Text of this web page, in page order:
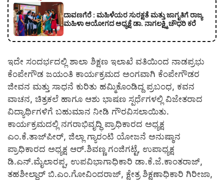
ದಾವಣಗೆರೆ : ಮಹಿಳೆಯರ ಸುರಕ್ಷತೆ ಮತ್ತು ಜಾಗೃತಿಗೆ ರಾಜ್ಯ
ಮಹಿಳಾ ಆಯೋಗದ ಅಧ್ಯಕ್ಷೆ ಡಾ. ನಾಗಲಕ್ಷ್ಮಿ ಚೌಧರಿ ಕರೆ
ಇದೇ ಸಂದರ್ಭದಲ್ಲಿ ಶಾಲಾ ಶಿಕ್ಷಣ ಇಲಾಖೆ ವತಿಯಿಂದ ನಾಡಪ್ರಭು
ಕೆಂಪೇಗೌಡ ಜಯಂತಿ ಕಾರ್ಯಕ್ರಮದ ಅಂಗವಾಗಿ ಕೆಂಪೇಗೌಡರ
ಜೀವನ ಮತ್ತು ಸಾಧನೆ ಕುರಿತು ಹಮ್ಮಿಕೊಂಡಿದ್ದ ಪ್ರಬಂಧ, ಕವನ
ವಾಚನ, ಚಿತ್ರಕಲೆ ಹಾಗೂ ಆಶು ಭಾಷಣ ಸ್ಪರ್ಧೆಗಳಲ್ಲಿ ವಿಜೇತರಾದ
ವಿದ್ಯಾರ್ಥಿಗಳಿಗೆ ಬಹುಮಾನ ನೀಡಿ ಗೌರವಿಸಲಾಯಿತು.
ಕಾರ್ಯಕ್ರಮದಲ್ಲಿ ನಗರಾಭಿವೃದ್ಧಿ ಪ್ರಾಧಿಕಾರದ ಅಧ್ಯಕ್ಷ
ಎಂ.ಕೆ.ತಾಜ್‍ಪೀರ್, ಜಿಲ್ಲಾ ಗ್ಯಾರಂಟಿ ಯೋಜನೆ ಅನುಷ್ಠಾನ
ಪ್ರಾಧಿಕಾರದ ಅಧ್ಯಕ್ಷ ಆರ್.ಶಿವಣ್ಣ ಗಂಜಿಗಟ್ಟೆ, ಉಪಾಧ್ಯಕ್ಷ
ಡಿ.ಎನ್.ಮೈಲಾರಪ್ಪ, ಉಪವಿಭಾಗಾಧಿಕಾರಿ ಡಾ.ಕೆ.ಜೆ.ಕಾಂತರಾಜ್,
ತಹಶೀಲ್ದಾರ್ ಬಿ.ಎಂ.ಗೋವಿಂದರಾಜ್, ಕ್ಷೇತ್ರ ಶಿಕ್ಷಣಾಧಿಕಾರಿ ಗಿರೀಜಾ,